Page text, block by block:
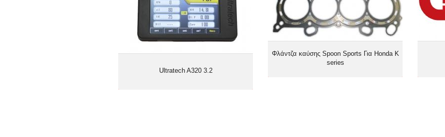
Ultratech A320 3.2
Φλάντζα καύσης Spoon Sports Για Honda K
series